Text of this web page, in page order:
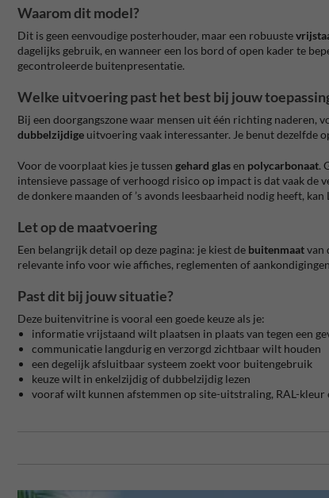
Waarom dit model?
Dit is geen eenvoudige posterhouder, maar een robuuste
dagelijks gebruik, en wanneer een los bord of open kader te
gecontroleerde buitenpresentatie.
Welke uitvoering past het best bij jouw
Bij een doorgangszone waar mensen uit één richting naderen,
dubbelzijdige uitvoering vaak interessanter. Je benut dezelfde
Voor de voorplaat kies je tussen gehard glasen polycarbonaat.
intensieve passage of verhoogd risico op impact is dat vaak de
de donkere maanden of ’s avonds leesbaarheid nodig heeft,
Let op de maatvoering
Een belangrijk detail op deze pagina: je kiest de buitenmaatvan
relevante info voor wie affiches, reglementen of
Past dit bij jouw situatie?
Deze buitenvitrine is vooral een goede keuze als je:
informatie vrijstaand wilt plaatsen in plaats van tegen een
communicatie langdurig en verzorgd zichtbaar wilt houden
een degelijk afsluitbaar systeem zoekt voor buitengebruik
keuze wilt in enkelzijdig of dubbelzijdig lezen
vooraf wilt kunnen afstemmen op site-uitstraling, RAL-